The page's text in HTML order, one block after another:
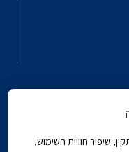
שיפור חוויית השימוש,